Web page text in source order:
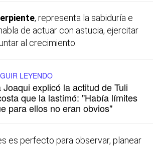
, representa la sabiduría e
de actuar con astucia, ejercitar
al crecimiento.
LEYENDO
Joaqui explicó la actitud de Tuli
que la lastimó: "Había límites
para ellos no eran obvios"
es perfecto para observar, planear